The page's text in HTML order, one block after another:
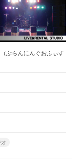
ぷらんにんぐおふぃす